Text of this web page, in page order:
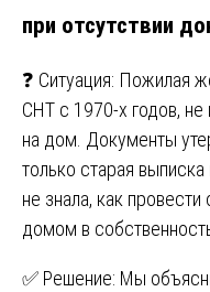
при отсутствии
❓ Ситуация: Пожилая
СНТ с 1970-х годов,
на дом. Документы
только старая
не знала, как
домом в
✅ Решение: Мы